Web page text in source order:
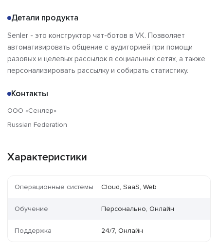
Детали продукта
Senler - это конструктор чат-ботов в VK. Позволяет
автоматизировать общение с аудиторией при помощи
разовых и целевых рассылок в социальных сетях, а также
персонализировать рассылку и собирать статистику.
Контакты
ООО «Сенлер»
Russian Federation
Характеристики
Операционные системы Cloud, SaaS, Web
Обучение Персонально, Онлайн
Поддержка 24/7, Онлайн